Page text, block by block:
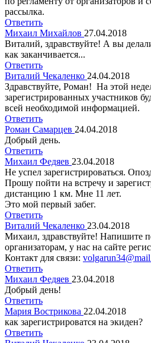
рассылка.
Ответить
Михаил Михайлов 27.04.2018
Виталий, здравствуйте! А вы
как заканчивается...
Ответить
Виталий Чекаленко 24.04.2018
Здравствуйте, Роман! На этой
зарегистрированных участников
всей необходимой информацией.
Ответить
Роман Самарцев 24.04.2018
Добрый день.
Ответить
Михаил Федяев 23.04.2018
Не успел зарегистрироваться.
Прошу пойти на встречу и
дистанцию 1 км. Мне 11 лет.
Это мой первый забег.
Ответить
Виталий Чекаленко 23.04.2018
Михаил, здравствуйте! Напишите
организаторам, у нас на сайте
Контакт для связи:
Ответить
Михаил Федяев 23.04.2018
Добрый день!
Ответить
Мария Вострикова 22.04.2018
как зарегистрироватся на экиден?
Ответить